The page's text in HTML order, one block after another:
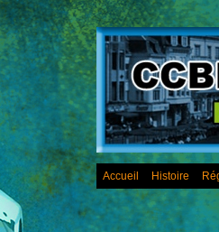
Accueil Histoire